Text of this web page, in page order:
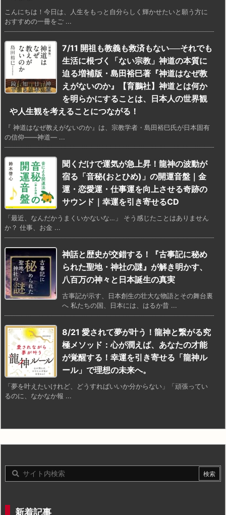
こんにちは！今日は、人生をもっと自分らしく輝かせたいと願う方に
おすすめの一冊をご ...
7/11 開祖も教義も救済もない──それでも
生活に根づく「ない宗教」神道の本質に
迫る増補版・島田裕巳著『神道はなぜ教
えがないのか』【育鵬社】神道とは何か
を明らかにすることは、日本人の世界観
や人生観を考えることにつながる！
『 神道はなぜ教えがないのか』は、宗教学者・島田裕巳氏が日本固有
の信仰――神道― ...
聞くだけで運気が急上昇！龍神の波動が
宿る「音秘(おとひめ)」の開運音盤｜金
運・恋愛運・仕事運を向上させる奇跡の
サウンド｜幸運を引き寄せるCD
「最近、なんだかうまくいかないな…」 そう感じたことはありません
か？ 仕事、お金 ...
神話と歴史が交錯する！『古事記に秘め
られた聖地・神社の謎』が解き明かす、
八百万の神々と日本誕生の真実
古事記が示す、日本創生の壮大な物語とその舞台裏
へ 私たちの国、日本には、はるか昔 ...
8/21 愛されて夢が叶う！龍神と繋がる究
極メソッド：心が潤えば、あなたの才能
が覚醒する！幸運を引き寄せる「龍神ル
ール」で理想の未来へ。
「夢を叶えたいけれど、どうすればいいか分からない」「頑張ってい
るのに、なかなか報 ...
新着記事